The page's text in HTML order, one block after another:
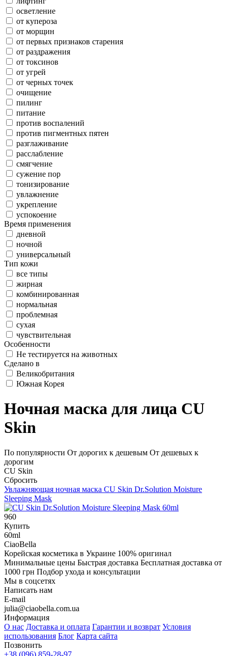
осветление
от купероза
от морщин
от первых признаков старения
от раздражения
от токсинов
от угрей
от черных точек
очищение
пилинг
питание
против воспалений
против пигментных пятен
разглаживание
расслабление
смягчение
сужение пор
тонизирование
увлажнение
укрепление
успокоение
Время применения
дневной
ночной
универсальный
Тип кожи
все типы
жирная
комбинированная
нормальная
проблемная
сухая
чувствительная
Особенности
Не тестируется на животных
Сделано в
Великобритания
Южная Корея
Ночная маска для лица CU
Skin
По популярности От дорогих к дешевым От дешевых к
дорогим
CU Skin
Сбросить
Увлажняющая ночная маска CU Skin Dr.Solution Moisture
Sleeping Mask
960
Купить
60ml
CiaoBella
Корейская косметика в Украине 100% оригинал
Минимальные цены Быстрая доставка Бесплатная доставка от
1000 грн Подбор ухода и консультации
Мы в соцсетях
Написать нам
E-mail
julia@ciaobella.com.ua
Информация
О нас Доставка и оплата Гарантии и возврат Условия
использования Блог Карта сайта
Позвонить
+38 (096) 859-28-97